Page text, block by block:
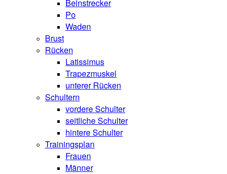
Beinstrecker
Po
Waden
Brust
Rücken
Latissimus
Trapezmuskel
unterer Rücken
Schultern
vordere Schulter
seitliche Schulter
hintere Schulter
Trainingsplan
Frauen
Männer